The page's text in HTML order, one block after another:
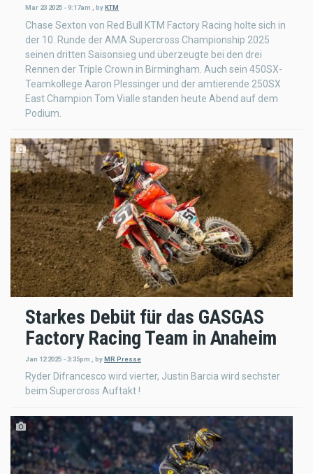
Mar 23 2025 - 9:17am , by KTM
Chase Sexton von Red Bull KTM Factory Racing holte sich in
der 10. Runde der AMA Supercross Championship 2025
seinen dritten Saisonsieg und überzeugte bei den drei
Rennen der Triple Crown in Birmingham. Auch sein 450SX-
Teamkollege Aaron Plessinger und der amtierende 250SX
East Champion Tom Vialle standen heute Abend auf dem
Podium.
Starkes Debüt für das GASGAS
Factory Racing Team in Anaheim
Jan 12 2025 - 3:35pm byMR Presse
Ryder Difrancesco wird vierter, Justin Barcia wird sechster
beim Supercross Auftakt !